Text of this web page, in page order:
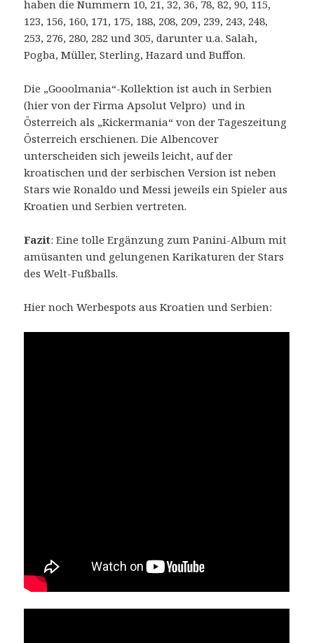
haben die Nummern 10, 21, 32, 36, 78, 82, 90, 115,
123, 156, 160, 171, 175, 188, 208, 209, 239, 243, 248,
253, 276, 280, 282 und 305, darunter u.a. Salah,
Pogba, Müller, Sterling, Hazard und Buffon.
Die „Gooolmania“-Kollektion ist auch in Serbien
(hier von der Firma Apsolut Velpro) und in
Österreich als „Kickermania“ von der Tageszeitung
Österreich erschienen. Die Albencover
unterscheiden sich jeweils leicht, auf der
kroatischen und der serbischen Version ist neben
Stars wie Ronaldo und Messi jeweils ein Spieler aus
Kroatien und Serbien vertreten.
Fazit: Eine tolle Ergänzung zum Panini-Album mit
amüsanten und gelungenen Karikaturen der Stars
des Welt-Fußballs.
Hier noch Werbespots aus Kroatien und Serbien: